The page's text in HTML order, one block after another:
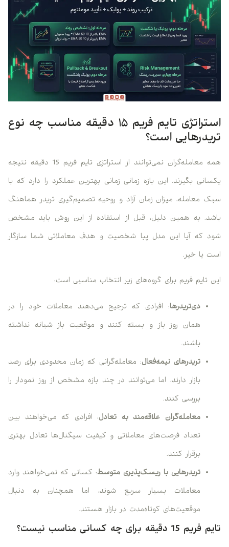
استراتژی تایم فریم ۱۵ دقیقه مناسب چه نوع
تریدرهایی است؟
همه معامله‌گران نمی‌توانند از استراتژی تایم فریم 15 دقیقه نتیجه
یکسانی بگیرند. این بازه زمانی زمانی بهترین عملکرد را دارد که با
سبک معامله، میزان زمان آزاد و روحیه تصمیم‌گیری تریدر هماهنگ
باشد. به همین دلیل، قبل از استفاده از این روش باید مشخص
شود که آیا این مدل پبا شخصیت و هدف معاملاتی شما سازگار
است یا خیر.
این تایم فریم برای گروه‌های زیر انتخاب مناسبی است:
دی‌تریدرها: افرادی که ترجیح می‌دهند معاملات خود را در
همان روز باز و بسته کنند و موقعیت باز شبانه نداشته
باشند.
تریدرهای نیمه‌فعال: معامله‌گرانی که زمان محدودی برای رصد
بازار دارند، اما می‌توانند در چند بازه مشخص از روز نمودار را
بررسی کنند.
معامله‌گران علاقه‌مند به تعادل: افرادی که می‌خواهند بین
تعداد فرصت‌های معاملاتی و کیفیت سیگنال‌ها تعادل بهتری
برقرار کنند.
تریدرهایی با ریسک‌پذیری متوسط: کسانی که نمی‌خواهند وارد
معاملات بسیار سریع شوند، اما همچنان به دنبال
موقعیت‌های کوتاه‌مدت در بازار هستند.
تایم فریم 15 دقیقه برای چه کسانی مناسب نیست؟